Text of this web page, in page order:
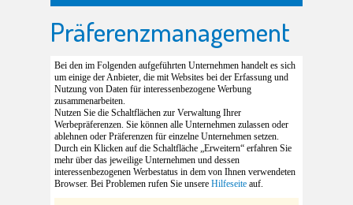
Präferenzmanagement
Bei den im Folgenden aufgeführten Unternehmen handelt es sich
um einige der Anbieter, die mit Websites bei der Erfassung und
Nutzung von Daten für interessenbezogene Werbung
zusammenarbeiten.
Nutzen Sie die Schaltflächen zur Verwaltung Ihrer
Werbepräferenzen. Sie können alle Unternehmen zulassen oder
ablehnen oder Präferenzen für einzelne Unternehmen setzen.
Durch ein Klicken auf die Schaltfläche „Erweitern“ erfahren Sie
mehr über das jeweilige Unternehmen und dessen
interessenbezogenen Werbestatus in dem von Ihnen verwendeten
Browser. Bei Problemen rufen Sie unsere Hilfeseite auf.